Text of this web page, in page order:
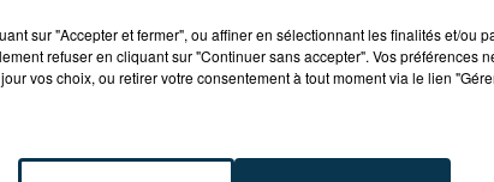
sur "Accepter et fermer", ou affiner en sélectionnant les finalités et/ou
refuser en cliquant sur "Continuer sans accepter". Vos préférences
vos choix, ou retirer votre consentement à tout moment via le lien